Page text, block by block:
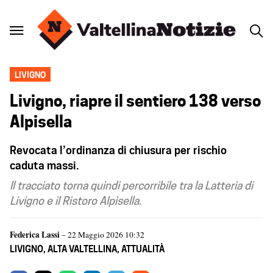
LIVIGNO
Livigno, riapre il sentiero 138 verso
Alpisella
Revocata l’ordinanza di chiusura per rischio
caduta massi.
Il tracciato torna quindi percorribile tra la Latteria di
Livigno e il Ristoro Alpisella.
Federica Lassi– 22 Maggio 2026 10:32
LIVIGNO, ALTA VALTELLINA, ATTUALITÀ